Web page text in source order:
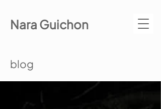
Nara Guichon
blog